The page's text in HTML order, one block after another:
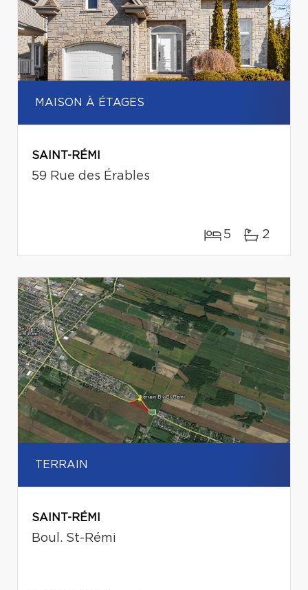
MAISON À ÉTAGES
SAINT-RÉMI
59 Rue des Érables
5 2
TERRAIN
SAINT-RÉMI
Boul. St-Rémi